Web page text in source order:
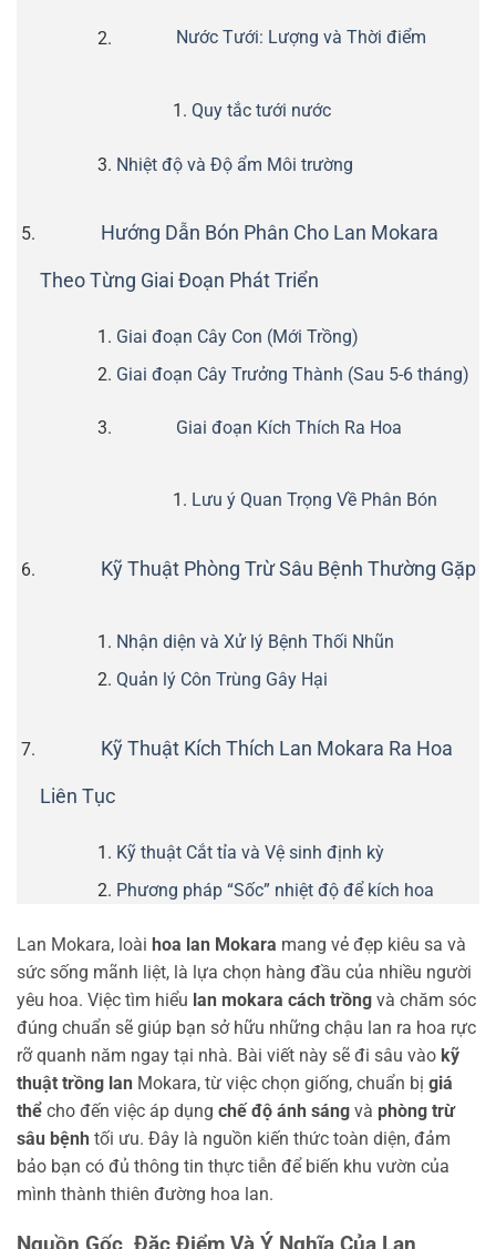
Nước Tưới: Lượng và Thời điểm
Quy tắc tưới nước
Nhiệt độ và Độ ẩm Môi trường
Hướng Dẫn Bón Phân Cho Lan Mokara
Theo Từng Giai Đoạn Phát Triển
Giai đoạn Cây Con (Mới Trồng)
Giai đoạn Cây Trưởng Thành (Sau 5-6 tháng)
Giai đoạn Kích Thích Ra Hoa
Lưu ý Quan Trọng Về Phân Bón
Kỹ Thuật Phòng Trừ Sâu Bệnh Thường Gặp
Nhận diện và Xử lý Bệnh Thối Nhũn
Quản lý Côn Trùng Gây Hại
Kỹ Thuật Kích Thích Lan Mokara Ra Hoa
Liên Tục
Kỹ thuật Cắt tỉa và Vệ sinh định kỳ
Phương pháp “Sốc” nhiệt độ để kích hoa
Lan Mokara, loài hoa lan Mokara mang vẻ đẹp kiêu sa và
sức sống mãnh liệt, là lựa chọn hàng đầu của nhiều người
yêu hoa. Việc tìm hiểu lan mokara cách trồng và chăm sóc
đúng chuẩn sẽ giúp bạn sở hữu những chậu lan ra hoa rực
rỡ quanh năm ngay tại nhà. Bài viết này sẽ đi sâu vào kỹ
thuật trồng lan Mokara, từ việc chọn giống, chuẩn bị giá
thể cho đến việc áp dụng chế độ ánh sáng và phòng trừ
sâu bệnh tối ưu. Đây là nguồn kiến thức toàn diện, đảm
bảo bạn có đủ thông tin thực tiễn để biến khu vườn của
mình thành thiên đường hoa lan.